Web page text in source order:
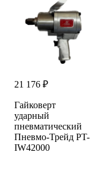
21 176 ₽
Гайковерт
ударный
пневматический
Пневмо-Трейд PT-
IW42000